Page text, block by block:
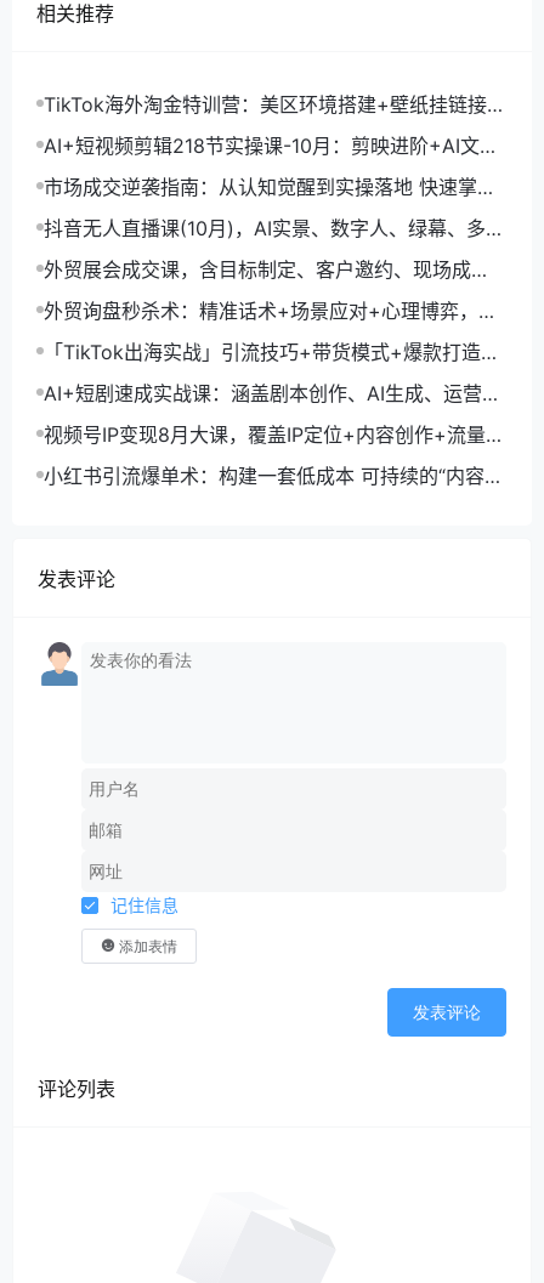
相关推荐
TikTok海外淘金特训营：美区环境搭建+壁纸挂链接
+剪映数字人，月入1.5万
AI+短视频剪辑218节实操课-10月：剪映进阶+AI文案
生成+账号运营，月入2万
市场成交逆袭指南：从认知觉醒到实操落地 快速掌握
市场开拓与成交核心能力
抖音无人直播课(10月)，AI实景、数字人、绿幕、多种
玩法、24小时自动盈利
外贸展会成交课，含目标制定、客户邀约、现场成
交，系统化SOP提升参展ROI
外贸询盘秒杀术：精准话术+场景应对+心理博弈，单
月询盘转化率提升200%
「TikTok出海实战」引流技巧+带货模式+爆款打造，
单月变现10万+秘籍
AI+短剧速成实战课：涵盖剧本创作、AI生成、运营变
现，单部剧收益破万
视频号IP变现8月大课，覆盖IP定位+内容创作+流量获
取+合规运营+商业转化
小红书引流爆单术：构建一套低成本 可持续的“内容-
发表评论
记住信息
添加表情
发表评论
评论列表